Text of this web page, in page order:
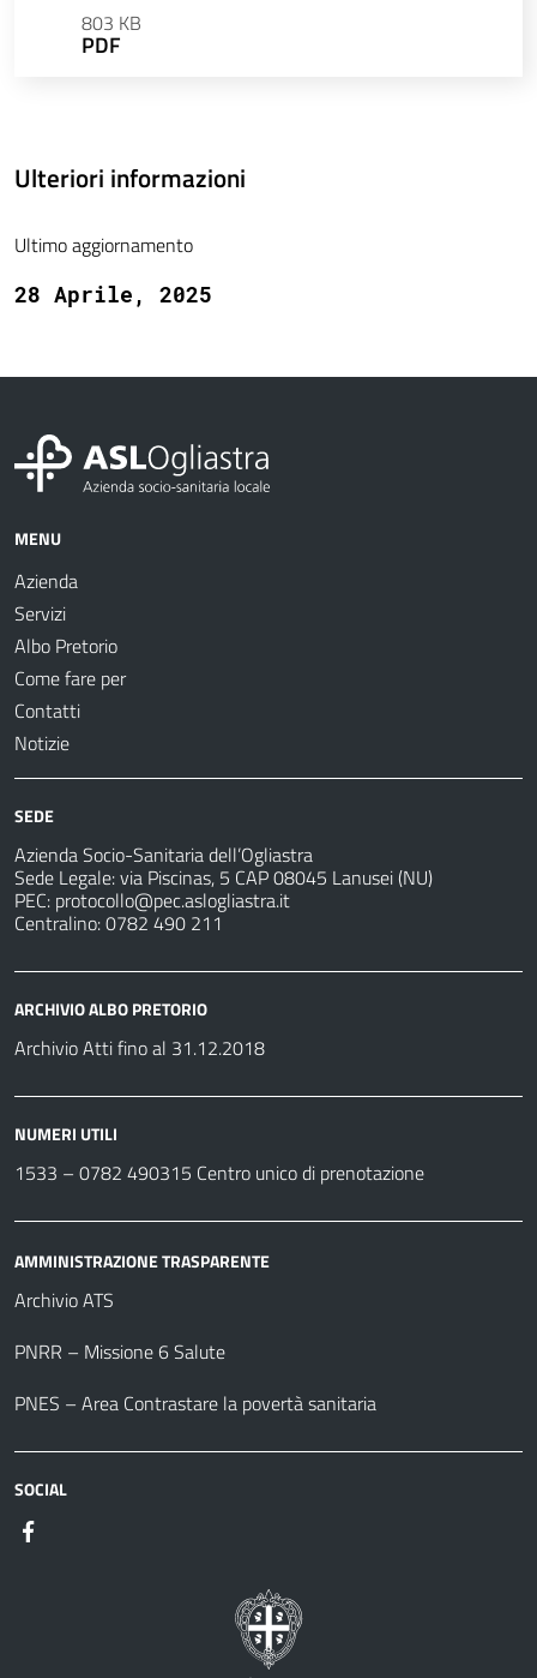
803 KB
PDF
Ulteriori informazioni
Ultimo aggiornamento
28 Aprile, 2025
MENU
Azienda
Servizi
Albo Pretorio
Come fare per
Contatti
Notizie
SEDE
Azienda Socio-Sanitaria dell’Ogliastra
Sede Legale: via Piscinas, 5 CAP 08045 Lanusei (NU)
PEC: protocollo@pec.aslogliastra.it
Centralino: 0782 490 211
ARCHIVIO ALBO PRETORIO
Archivio Atti fino al 31.12.2018
NUMERI UTILI
1533 – 0782 490315 Centro unico di prenotazione
AMMINISTRAZIONE TRASPARENTE
Archivio ATS
PNRR – Missione 6 Salute
PNES – Area Contrastare la povertà sanitaria
SOCIAL